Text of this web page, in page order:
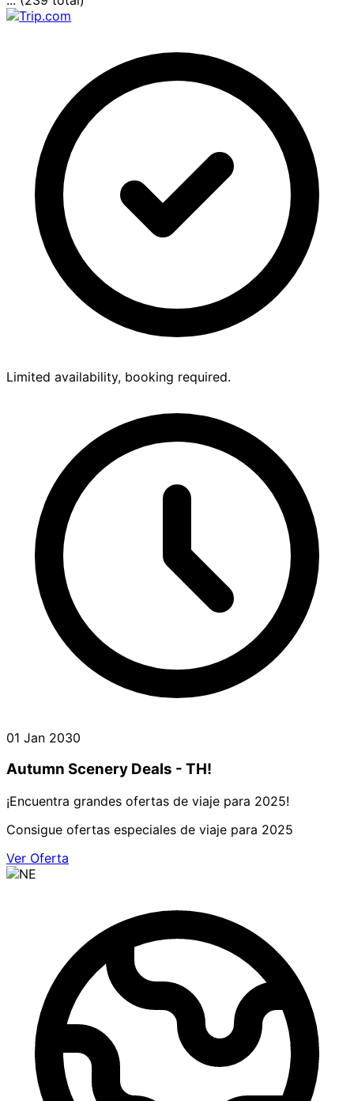
Limited availability, booking required.
01 Jan 2030
Autumn Scenery Deals - TH!
¡Encuentra grandes ofertas de viaje para 2025!
Consigue ofertas especiales de viaje para 2025
Ver Oferta